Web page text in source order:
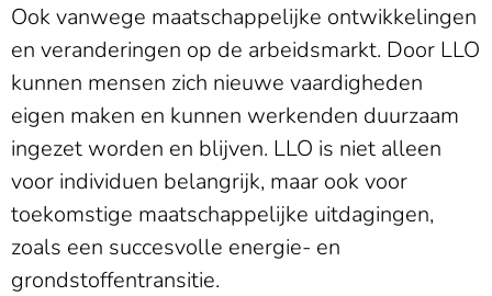
Ook vanwege maatschappelijke ontwikkelingen
en veranderingen op de arbeidsmarkt. Door LLO
kunnen mensen zich nieuwe vaardigheden
eigen maken en kunnen werkenden duurzaam
ingezet worden en blijven. LLO is niet alleen
voor individuen belangrijk, maar ook voor
toekomstige maatschappelijke uitdagingen,
zoals een succesvolle energie- en
grondstoffentransitie.